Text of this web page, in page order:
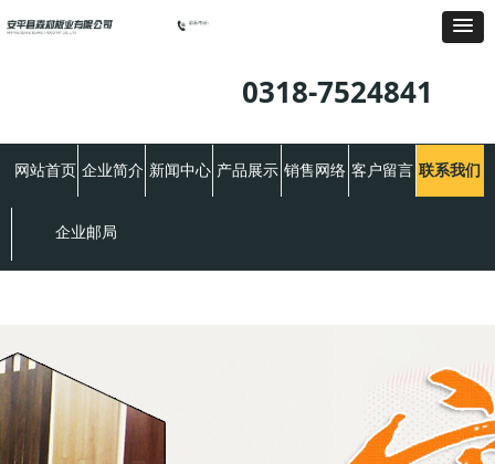
0318-7524841
网站首页 企业简介 新闻中心 产品展示 销售网络 客户留言 联系我们
企业邮局